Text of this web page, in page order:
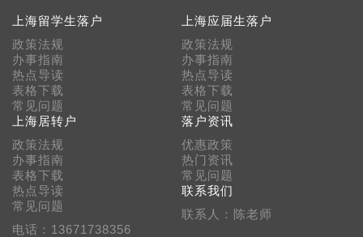
上海留学生落户
政策法规
办事指南
热点导读
表格下载
常见问题
上海应届生落户
政策法规
办事指南
热点导读
表格下载
常见问题
上海居转户
政策法规
办事指南
表格下载
热点导读
常见问题
落户资讯
优惠政策
热门资讯
常见问题
联系我们
联系人：陈老师
电话：13671738356